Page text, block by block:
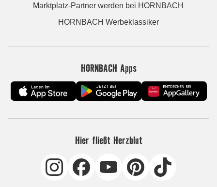
Marktplatz-Partner werden bei HORNBACH
HORNBACH Werbeklassiker
HORNBACH Apps
Hier fließt Herzblut